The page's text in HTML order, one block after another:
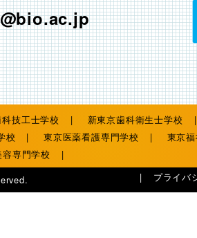
技工士学校 新東京歯科衛生士学校
校 東京医薬看護専門学校 東京
専門学校
プライバ